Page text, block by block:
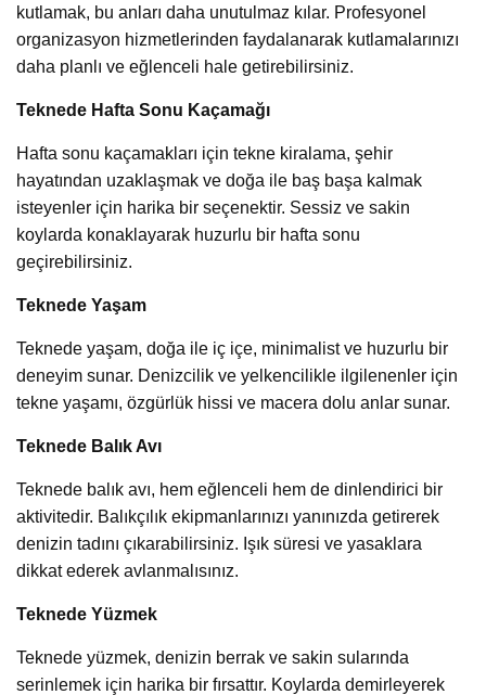
kutlamak, bu anları daha unutulmaz kılar. Profesyonel
organizasyon hizmetlerinden faydalanarak kutlamalarınızı
daha planlı ve eğlenceli hale getirebilirsiniz.
Teknede Hafta Sonu Kaçamağı
Hafta sonu kaçamakları için tekne kiralama, şehir
hayatından uzaklaşmak ve doğa ile baş başa kalmak
isteyenler için harika bir seçenektir. Sessiz ve sakin
koylarda konaklayarak huzurlu bir hafta sonu
geçirebilirsiniz.
Teknede Yaşam
Teknede yaşam, doğa ile iç içe, minimalist ve huzurlu bir
deneyim sunar. Denizcilik ve yelkencilikle ilgilenenler için
tekne yaşamı, özgürlük hissi ve macera dolu anlar sunar.
Teknede Balık Avı
Teknede balık avı, hem eğlenceli hem de dinlendirici bir
aktivitedir. Balıkçılık ekipmanlarınızı yanınızda getirerek
denizin tadını çıkarabilirsiniz. Işık süresi ve yasaklara
dikkat ederek avlanmalısınız.
Teknede Yüzmek
Teknede yüzmek, denizin berrak ve sakin sularında
serinlemek için harika bir fırsattır. Koylarda demirleyerek